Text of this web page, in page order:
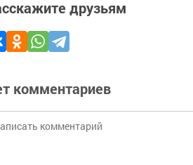
друзьям
комментариев